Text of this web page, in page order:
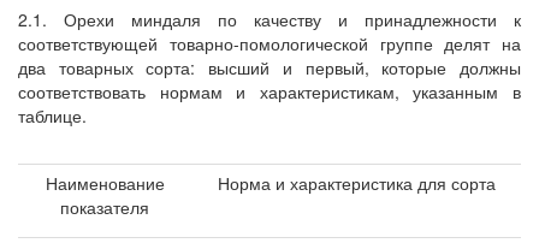
2.1. Орехи миндаля по качеству и принадлежности к
соответствующей товарно-помологической группе делят на
два товарных сорта: высший и первый, которые должны
соответствовать нормам и характеристикам, указанным в
таблице.
Наименование
показателя
Норма и характеристика для сорта